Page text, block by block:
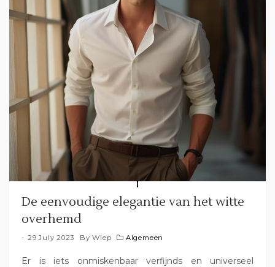
De eenvoudige elegantie van het witte
overhemd
29 July 2023 ByWiep Algemeen
Er is iets onmiskenbaar verfijnds en universeel